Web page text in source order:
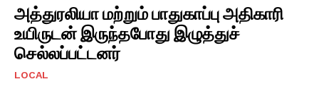
அத்துரலியா மற்றும் பாதுகாப்பு அதிகாரி
உயிருடன் இருந்தபோது இழுத்துச்
செல்லப்பட்டனர்
LOCAL